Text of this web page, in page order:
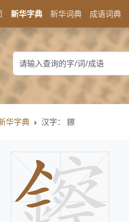
新华字典 新华词典 成语词典
华字典 汉字： 鑔